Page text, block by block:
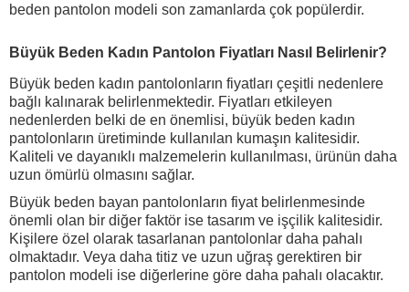
beden pantolon modeli son zamanlarda çok popülerdir.
Büyük Beden Kadın Pantolon Fiyatları Nasıl Belirlenir?
Büyük beden kadın pantolonların fiyatları çeşitli nedenlere
bağlı kalınarak belirlenmektedir. Fiyatları etkileyen
nedenlerden belki de en önemlisi, büyük beden kadın
pantolonların üretiminde kullanılan kumaşın kalitesidir.
Kaliteli ve dayanıklı malzemelerin kullanılması, ürünün daha
uzun ömürlü olmasını sağlar.
Büyük beden bayan pantolonların fiyat belirlenmesinde
önemli olan bir diğer faktör ise tasarım ve işçilik kalitesidir.
Kişilere özel olarak tasarlanan pantolonlar daha pahalı
olmaktadır. Veya daha titiz ve uzun uğraş gerektiren bir
pantolon modeli ise diğerlerine göre daha pahalı olacaktır.